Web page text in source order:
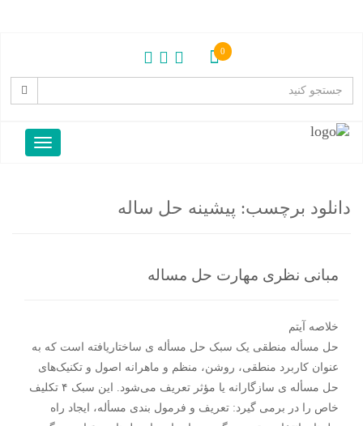
0
دانلود برچسب: پیشینه حل ساله
مبانی نظری مهارت حل مساله
خلاصه آیتم
حل مسأله منطقی یک سبک حل مسأله ی ساختاریافته است که به
عنوان کاربرد منطقی، روشن، منظم و ماهرانه اصول و تکنیک‌های
حل مسأله ی سازگارانه یا مؤثر تعریف می‌شود. این سبک ۴ تکلیف
خاص را در برمی گیرد: تعریف و فرمول بندی مسأله، ایجاد راه